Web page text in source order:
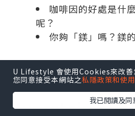
咖啡因的好處是什
呢？
你夠「鎂」嗎？鎂
Myprotein 常見
U Lifestyle 會使用Cookies來改善
您同意接受本網站之私隱政策和使
我已閱讀及同